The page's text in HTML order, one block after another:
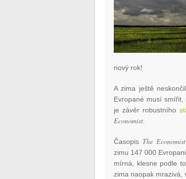
nový rok!
A zima ještě
Evropané musí smířit,
je závěr robustního
Economist
Časopis The Economist
zimu 147 000
mírná, klesne podle
zima naopak mrazivá,